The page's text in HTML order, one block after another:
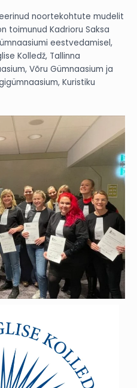
noortekohtute mudelit
toimunud Kadrioru Saksa
eestvedamisel,
Kolledž, Tallinna
Võru Gümnaasium ja
Kuristiku